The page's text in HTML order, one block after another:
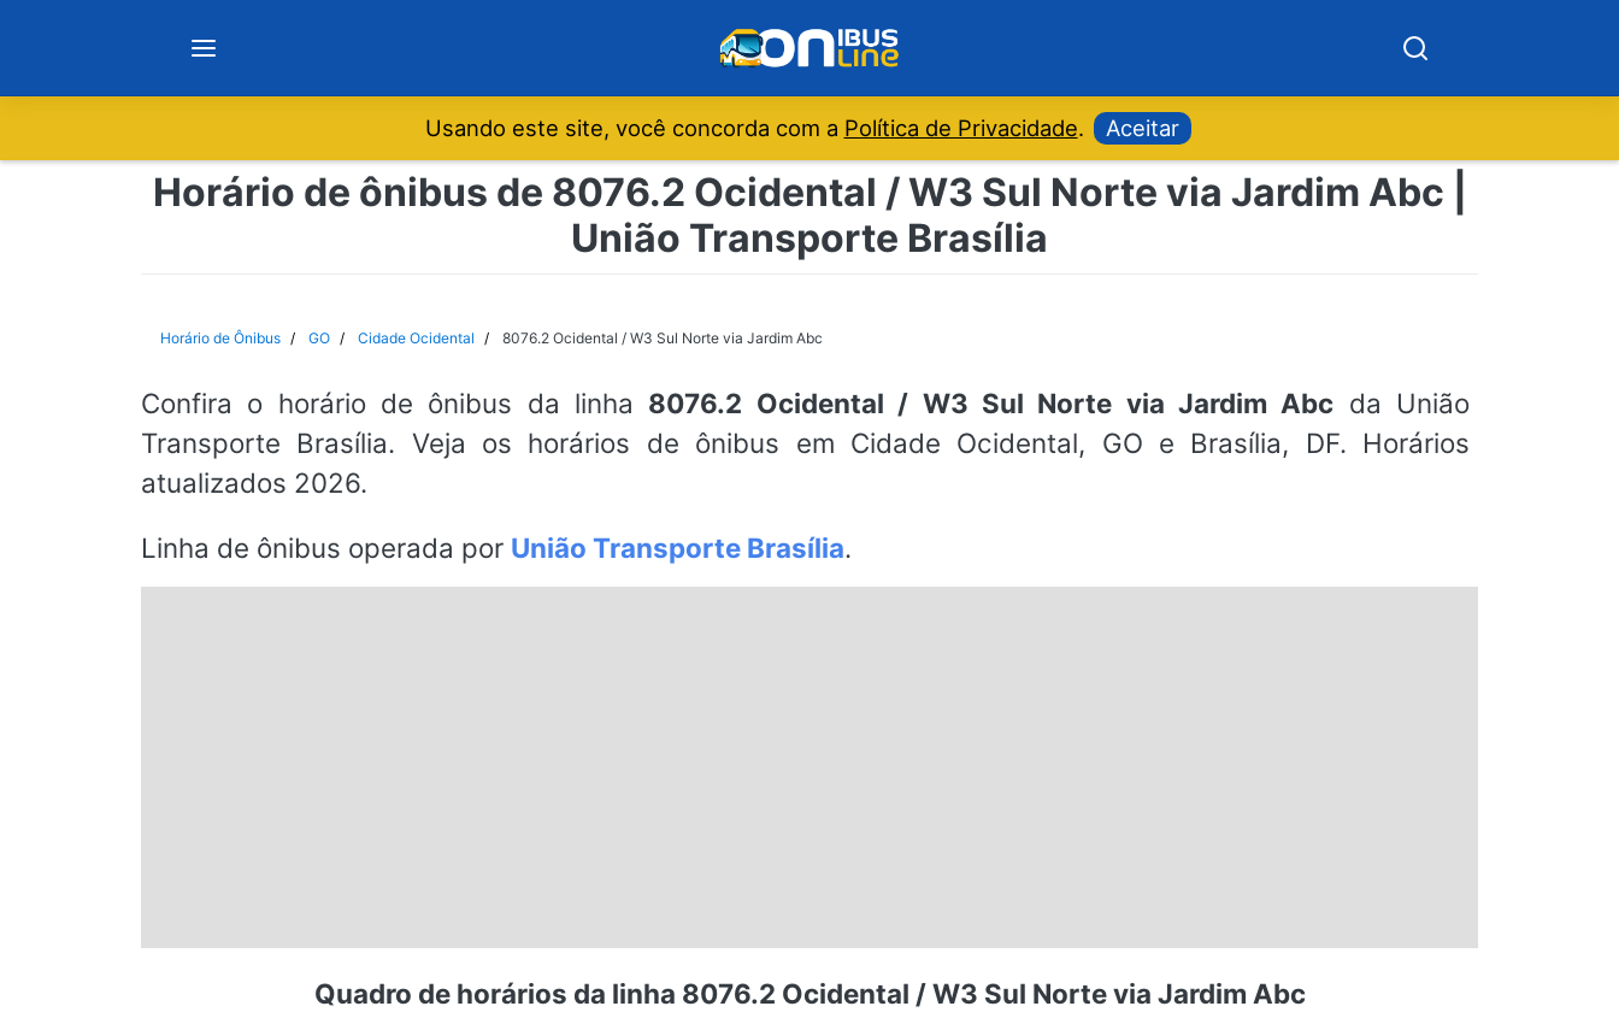
Notícias
São Paulo
Rio de Janeiro
Espírito Santo
Nordeste
Usando este site, você concorda com a Política de Privacidade. Aceitar
Horário de ônibus de 8076.2 Ocidental / W3 Sul Norte via Jardim Abc |
União Transporte Brasília
Horário de Ônibus GO Cidade Ocidental 8076.2 Ocidental / W3 Sul Norte via Jardim Abc
Confira o horário de ônibus da linha 8076.2 Ocidental / W3 Sul Norte via Jardim Abc da União
Transporte Brasília. Veja os horários de ônibus em Cidade Ocidental, GO e Brasília, DF. Horários
atualizados 2026.
Linha de ônibus operada por União Transporte Brasília.
Quadro de horários da linha 8076.2 Ocidental / W3 Sul Norte via Jardim Abc